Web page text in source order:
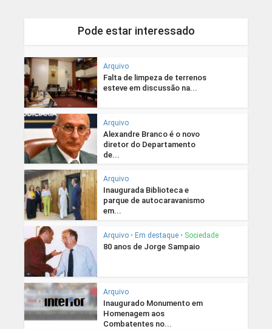
Pode estar interessado
Arquivo
Falta de limpeza de terrenos
esteve em discussão na...
Arquivo
Alexandre Branco é o novo
diretor do Departamento
de...
Arquivo
Inaugurada Biblioteca e
parque de autocaravanismo
em...
Arquivo • Em destaque • Sociedade
80 anos de Jorge Sampaio
Arquivo
Inaugurado Monumento em
Homenagem aos
Combatentes no...